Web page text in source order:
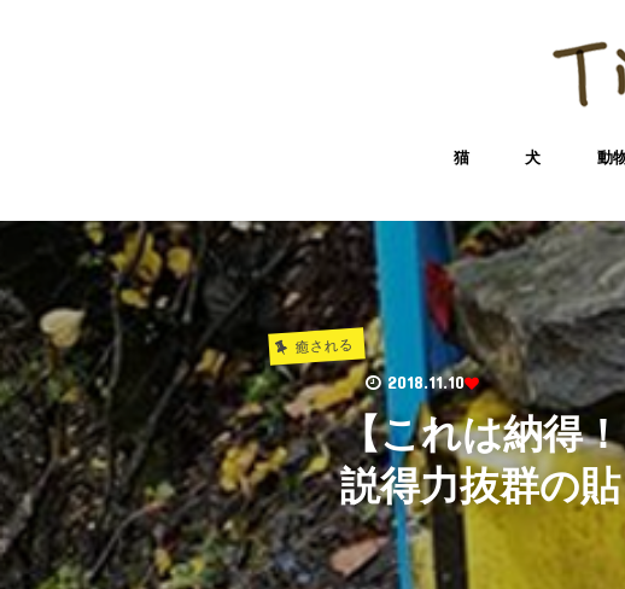
猫 犬 動
癒される
2018.11.10
【これは納得
説得力抜群の